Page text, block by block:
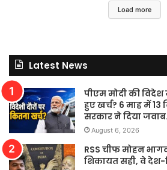
Load more
Latest News
पीएम मोदी की
हुए खर्च? 6 माह में 13
सरकार ने दिया जवाब.
August 6, 2026
RSS चीफ मोहन
शिकायत सही, वे देश-